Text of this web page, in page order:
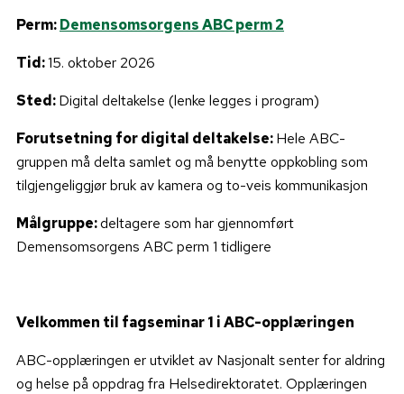
Perm:Demensomsorgens ABC perm 2
Tid:15. oktober 2026
Sted:Digital deltakelse (lenke legges i program)
Forutsetning for digital deltakelse:Hele ABC-
gruppen må delta samlet og må benytte oppkobling som
tilgjengeliggjør bruk av kamera og to-veis kommunikasjon
Målgruppe:deltagere som har gjennomført
Demensomsorgens ABC perm 1 tidligere
Velkommen til fagseminar 1 i ABC-opplæringen
ABC-opplæringen er utviklet av Nasjonalt senter for aldring
og helse på oppdrag fra Helsedirektoratet. Opplæringen